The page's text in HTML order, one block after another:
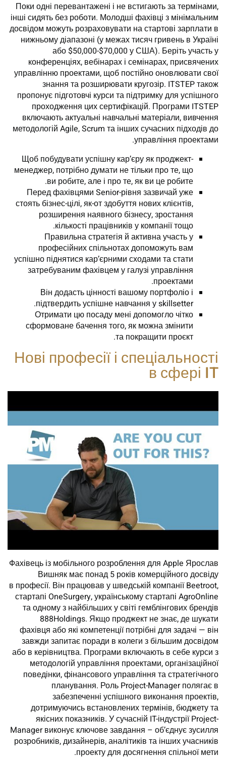
Поки одні перевантажені і не встигають за термінами,
інші сидять без роботи. Молодші фахівці з мінімальним
досвідом можуть розраховувати на стартові зарплати в
нижньому діапазоні (у межах тисяч гривень в Україні
або $50,000-$70,000 у США). Беріть участь у
конференціях, вебінарах і семінарах, присвячених
управлінню проектами, щоб постійно оновлювати свої
знання та розширювати кругозір. ITSTEP також
пропонує підготовчі курси та підтримку для успішного
проходження цих сертифікацій. Програми ITSTEP
включають актуальні навчальні матеріали, вивчення
методологій Agile, Scrum та інших сучасних підходів до
управління проектами.
Щоб побудувати успішну кар’єру як проджект-
менеджер, потрібно думати не тільки про те, що
ви робите, але і про те, як ви це робите.
Перед фахівцями Senior-рівня зазвичай уже
стоять бізнес-цілі, як-от здобуття нових клієнтів,
розширення наявного бізнесу, зростання
кількості працівників у компанії тощо.
Правильна стратегія й активна участь у
професійних спільнотах допоможуть вам
успішно піднятися кар’єрними сходами та стати
затребуваним фахівцем у галузі управління
проектами.
Він додасть цінності вашому портфоліо і
підтвердить успішне навчання у skillsetter.
Отримати цю посаду мені допомогло чітко
сформоване бачення того, як можна змінити
та покращити проєкт.
Нові професії і спеціальності
в сфері IT
Фахівець із мобільного розроблення для Apple Ярослав
Вишняк має понад 5 років комерційного досвіду
в професії. Він працював у шведській компанії Beetroot,
стартапі OneSurgery, українському стартапі AgroOnline
та одному з найбільших у світі гемблінгових брендів
888Holdings. Якщо проджект не знає, де шукати
фахівця або які компетенції потрібні для задачі — він
завжди запитає поради в колеги з більшим досвідом
або в керівництва. Програми включають в себе курси з
методологій управління проектами, організаційної
поведінки, фінансового управління та стратегічного
планування. Роль Project-Manager полягає в
забезпеченні успішного виконання проектів,
дотримуючись встановлених термінів, бюджету та
якісних показників. У сучасній IT-індустрії Project-
Manager виконує ключове завдання – об’єднує зусилля
розробників, дизайнерів, аналітиків та інших учасників
проекту для досягнення спільної мети.